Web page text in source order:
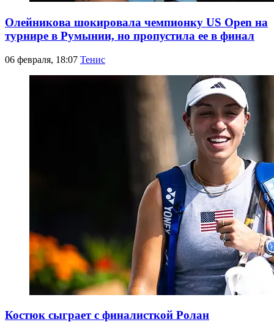
Олейникова шокировала чемпионку US Open на
турнире в Румынии, но пропустила ее в финал
06 февраля, 18:07 Тенис
Костюк сыграет с финалисткой Ролан